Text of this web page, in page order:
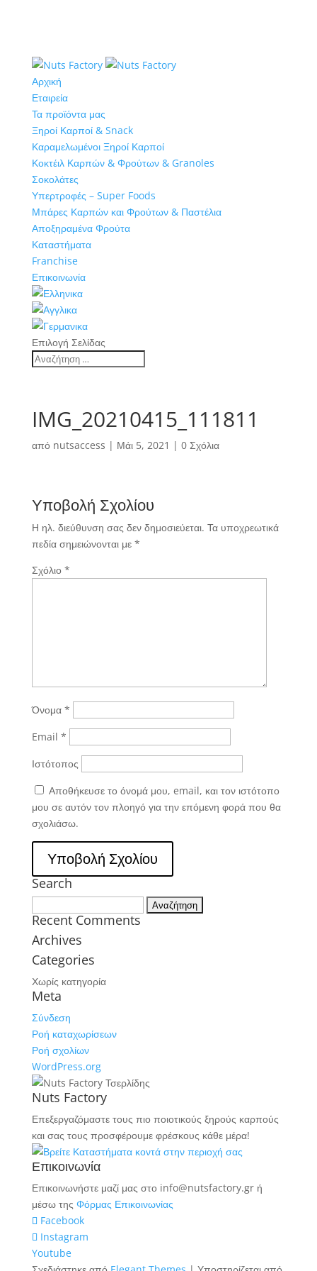
Αρχική
Εταιρεία
Τα προϊόντα μας
Ξηροί Καρποί & Snack
Καραμελωμένοι Ξηροί Καρποί
Κοκτέιλ Καρπών & Φρούτων & Granoles
Σοκολάτες
Υπερτροφές – Super Foods
Μπάρες Καρπών και Φρούτων & Παστέλια
Αποξηραμένα Φρούτα
Καταστήματα
Franchise
Επικοινωνία
Επιλογή Σελίδας
IMG_20210415_111811
από nutsaccess | Μάι 5, 2021 | 0 Σχόλια
Υποβολή Σχολίου
Η ηλ. διεύθυνση σας δεν δημοσιεύεται. Τα υποχρεωτικά
πεδία σημειώνονται με *
Σχόλιο *
Όνομα *
Email *
Ιστότοπος
Αποθήκευσε το όνομά μου, email, και τον ιστότοπο
μου σε αυτόν τον πλοηγό για την επόμενη φορά που θα
σχολιάσω.
Search
για:
Recent Comments
Archives
Categories
Χωρίς κατηγορία
Meta
Σύνδεση
Ροή καταχωρίσεων
Ροή σχολίων
WordPress.org
Nuts Factory
Επεξεργαζόμαστε τους πιο ποιοτικούς ξηρούς καρπούς
και σας τους προσφέρουμε φρέσκους κάθε μέρα!
Επικοινωνία
Επικοινωνήστε μαζί μας στο info@nutsfactory.gr ή
μέσω της Φόρμας Επικοινωνίας
Facebook
Instagram
Youtube